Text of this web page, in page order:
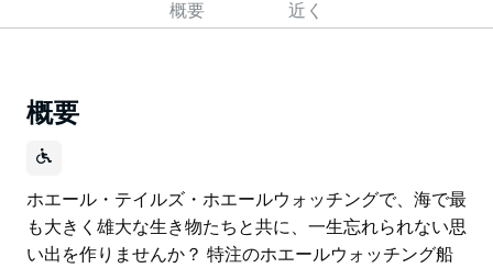
概要 近く
概要
ホエール・テイルズ・ホエールウォッチングで、海で最
も大きく雄大な生き物たちと共に、一生忘れられない思
い出を作りませんか？ 特注のホエールウォッチング船